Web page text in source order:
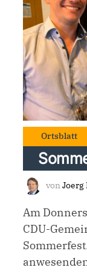
Ortsblatt
von
Am
CDU-